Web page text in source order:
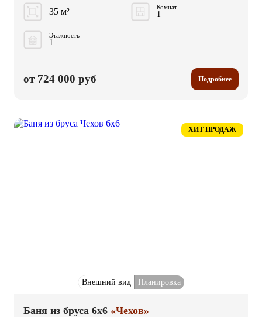
35 м² Комнат
1
Этажность
1
от 724 000 руб Подробнее
ХИТ ПРОДАЖ
Внешний вид Планировка
Баня из бруса 6x6 «Чехов»